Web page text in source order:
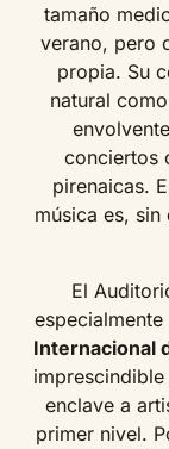
tamaño
verano, pero
propia. Su
natural
conciertos
pirenaicas.
música es,
El
Internacional
enclave a
primer nivel.